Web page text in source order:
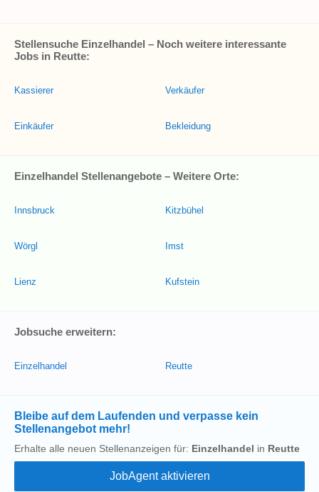
Stellensuche Einzelhandel – Noch weitere interessante
Jobs in Reutte:
Kassierer
Einkäufer
Verkäufer
Bekleidung
Einzelhandel Stellenangebote – Weitere Orte:
Innsbruck
Wörgl
Lienz
Kitzbühel
Imst
Kufstein
Jobsuche erweitern:
Einzelhandel Reutte
Bleibe auf dem Laufenden und verpasse kein
Stellenangebot mehr!
Erhalte alle neuen Stellenanzeigen für: Einzelhandel in Reutte